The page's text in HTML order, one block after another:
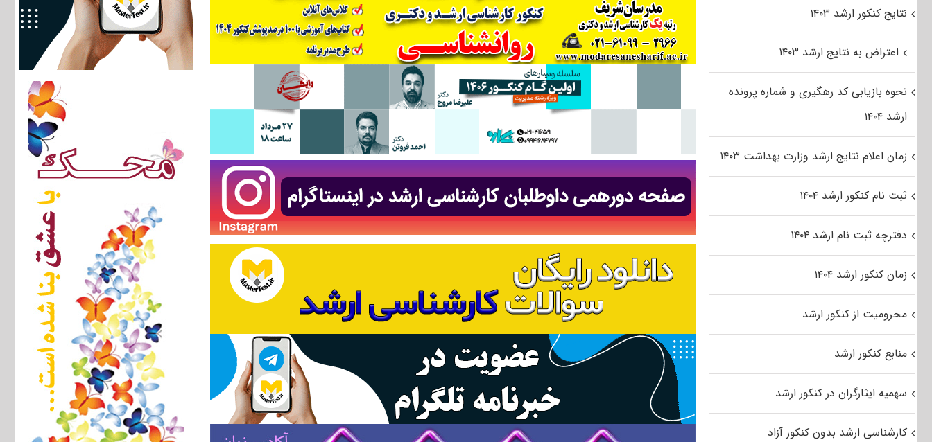
نتایج کنکور ارشد ۱۴۰۳
اعتراض به نتایج ارشد ۱۴۰۳
نحوه بازیابی کد رهگیری و شماره پرونده
ارشد ۱۴۰۴
زمان اعلام نتایج ارشد وزارت بهداشت ۱۴۰۳
ثبت نام کنکور ارشد ۱۴۰۴
دفترچه ثبت نام ارشد ۱۴۰۴
زمان کنکور ارشد ۱۴۰۴
محرومیت از کنکور ارشد
منابع کنکور ارشد
سهمیه ایثارگران در کنکور ارشد
کارشناسی ارشد بدون کنکور آزاد